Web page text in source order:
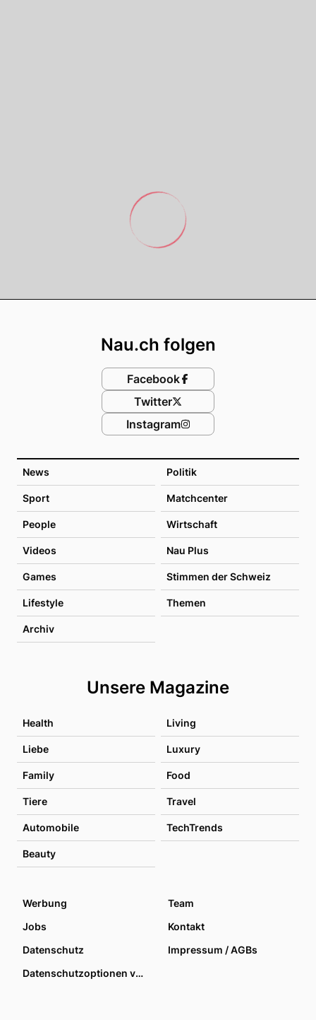
News Politik
Sport Matchcenter
People Wirtschaft
Videos Nau Plus
Games Stimmen der Schweiz
Lifestyle Themen
Archiv
Unsere Magazine
Health Living
Liebe Luxury
Family Food
Tiere Travel
Automobile TechTrends
Beauty
Nau.ch folgen
Facebook
Twitter
Instagram
Werbung
Team
Jobs
Kontakt
Datenschutz
Impressum / AGBs
Datenschutzoptionen verwalten